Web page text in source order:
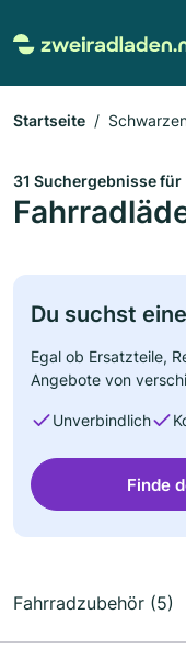
Startseite
31 Suchergebnisse für
Du suchst
Egal ob Ersatzteile,
Angebote von
Unverbindlich
Finde
Fahrradzubehör (5)